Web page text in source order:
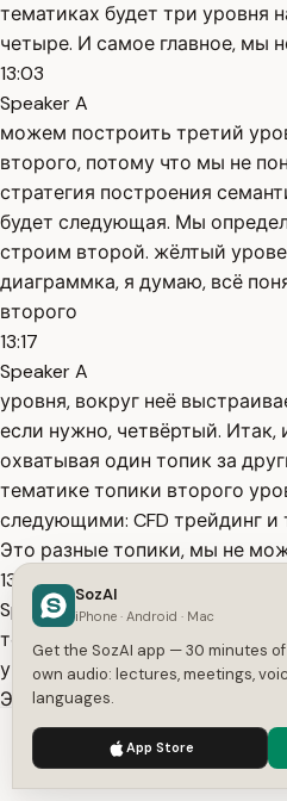
тематиках будет три уровня
четыре. И самое главное, мы
13:03
Speaker A
можем построить третий
второго, потому что мы не
стратегия построения
будет следующая. Мы
строим второй. жёлтый
диаграммка, я думаю, всё
второго
13:17
Speaker A
уровня, вокруг неё
если нужно, четвёртый. Итак,
охватывая один топик за
тематике топики второго
следующими: CFD трейдинг и
Это разные топики, мы не
13:33
Speaker A
тематике загородного
уровня могут быть брусовые
Это тоже разные топики, и их
отдельно. Сначала один
Сначала мы делаем все
все инфостатьи по
We use cookies to enhance your experience.
SozAI
iPhone · Android · Mac
Get the SozAI app — 30 minutes
own audio: lectures, meetings,
languages.
App Store